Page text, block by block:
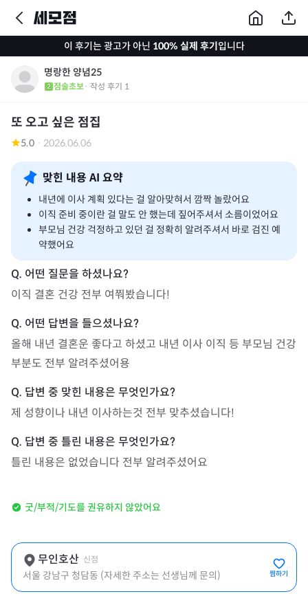
이 후기는 광고가 아닌 100% 실제 후기입니다
명랑한 양념25
점술초보· 작성 후기 1
또 오고 싶은 점집
5.0 · 2026.06.06
맞힌 내용 AI 요약
내년에 이사 계획 있다는 걸 알아맞혀서 깜짝 놀랐어요
이직 준비 중이란 걸 말도 안 했는데 짚어주셔서 소름이었어요
부모님 건강 걱정하고 있던 걸 정확히 알려주셔서 바로 검진 예
약했어요
이직 결혼 건강 전부 여쭤봤습니다!
올해 내년 결혼운 좋다고 하셨고 내년 이사 이직 등 부모님 건강
부분도 전부 알려주셨어용
제 성향이나 내년 이사하는것 전부 맞추셨습니다!
틀린 내용은 없었습니다 전부 알려주셨어요
굿/부적/기도를 권유하지 않았어요
무인호산 신점
서울 강남구 청담동 (자세한 주소는 선생님께 문의) 찜하기